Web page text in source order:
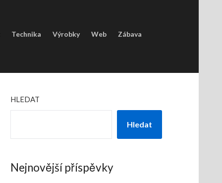
Technika Výrobky Web Zábava
HLEDAT
Hledat
Nejnovější příspěvky